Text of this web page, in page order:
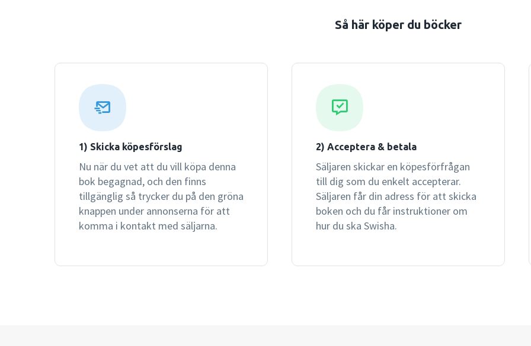
of Europe, as well as to
Så här köper du böcker
1) Skicka köpesförslag
Nu när du vet att du vill köpa denna
bok begagnad, och den finns
tillgänglig så trycker du på den gröna
knappen under annonserna för att
komma i kontakt med säljarna.
2) Acceptera & betala
Säljaren skickar en köpesförfrågan
till dig som du enkelt accepterar.
Säljaren får din adress för att skicka
boken och du får instruktioner om
hur du ska Swisha.